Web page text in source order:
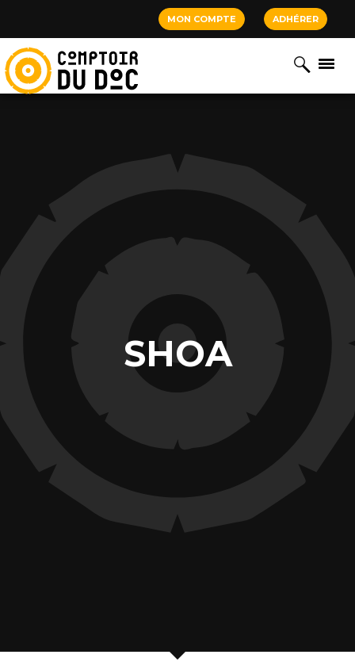
MON COMPTE ADHÉRER
SHOA
Cookies management panel